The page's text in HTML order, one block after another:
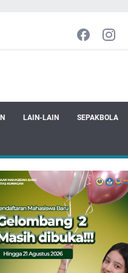
LAIN-LAIN SEPAKBOLA